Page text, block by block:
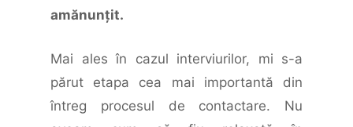
amănunțit.
Mai ales în cazul interviurilor, mi s-a
părut etapa cea mai importantă din
întreg procesul de contactare. Nu